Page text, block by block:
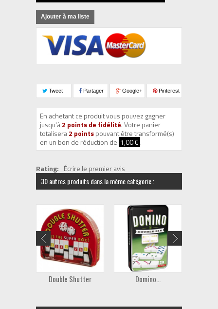
Ajouter à ma liste
Tweet Partager Google+ Pinterest
En achetant ce produit vous pouvez gagner
jusqu'à2 points de fidélité. Votre panier
totalisera2 pointspouvant être transformé(s)
en un bon de réduction de 1,00 € .
Rating: Écrire le premier avis
30 autres produits dans la même catégorie :
Double Shutter Domino...